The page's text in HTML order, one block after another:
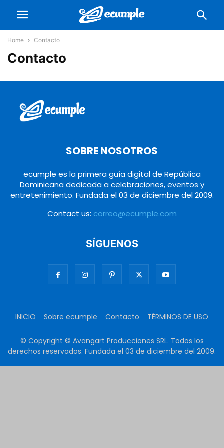
Home Contacto
Contacto
SOBRE NOSOTROS
ecumple es la primera guía digital de República
Dominicana dedicada a celebraciones, eventos y
entretenimiento. Fundada el 03 de diciembre del 2009.
Contact us: correo@ecumple.com
SÍGUENOS
INICIO Sobre ecumple Contacto TÉRMINOS DE USO
© Copyright © Avangart Producciones SRL. Todos los
derechos reservados. Fundada el 03 de diciembre del 2009.